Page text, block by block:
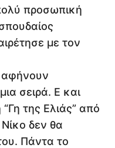
προσωπική
με τον
αφήνουν
σειρά. Ε και
της Ελιάς” από
δεν θα
Πάντα το